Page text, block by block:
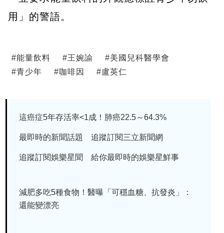
用」的警語。
#能量飲料 #王婉諭 #美國兒科醫學會
#青少年 #咖啡因 #盧英仁
這癌症5年存活率<1成！肺癌22.5～64.3%
最即時的新聞話題 追蹤訂閱三立新聞網
追蹤訂閱娛樂星聞 給你最即時的娛樂星鮮事
減肥多吃5種食物！醫曝「可穩血糖、抗發炎」：
還能變漂亮